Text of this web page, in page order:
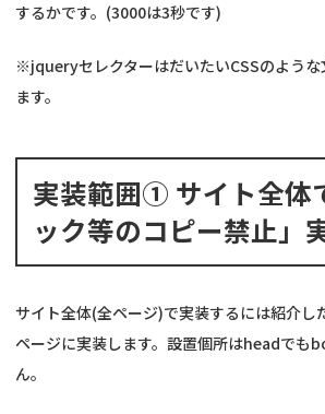
するかです。(3000は3秒です)
※jqueryセレクターはだいたいCSSのような
ます。
実装範囲① サイト全体
ック等のコピー禁止」
サイト全体(全ページ)で実装するには紹介し
ページに実装します。設置個所はheadでも
ん。